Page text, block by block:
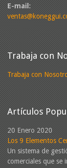
E-mail:
Trabaja con
Trabaja con
Artículos
20 Enero 2020
Los 9 Elementos
Un sistema de
comerciales que se